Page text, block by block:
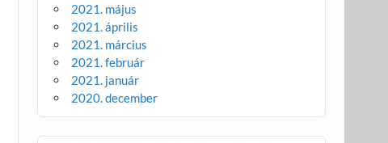
2021. május
2021. április
2021. március
2021. február
2021. január
2020. december